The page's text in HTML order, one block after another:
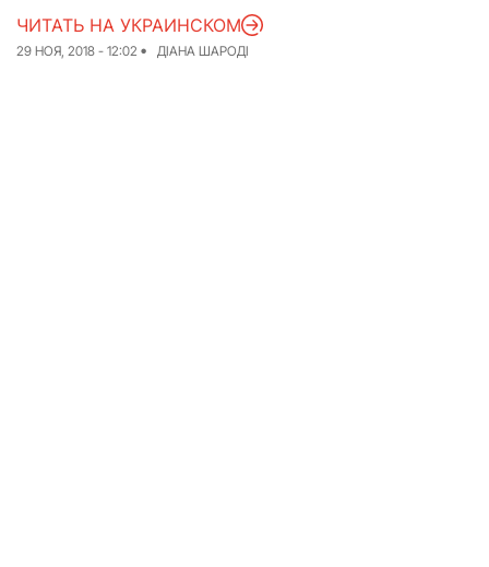
Блог
Проекты
29 НОЯ, 2018 - 12:02 ДІАНА ШАРОДІ
ЧИТАТЬ НА УКРАИНСКОМ